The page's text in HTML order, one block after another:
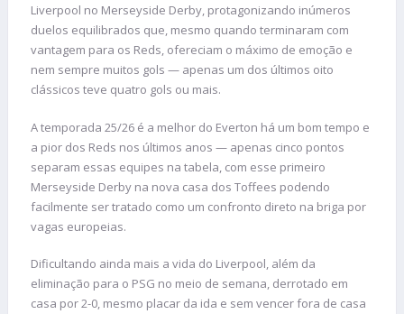
Liverpool no Merseyside Derby, protagonizando inúmeros
duelos equilibrados que, mesmo quando terminaram com
vantagem para os Reds, ofereciam o máximo de emoção e
nem sempre muitos gols — apenas um dos últimos oito
clássicos teve quatro gols ou mais.
A temporada 25/26 é a melhor do Everton há um bom tempo e
a pior dos Reds nos últimos anos — apenas cinco pontos
separam essas equipes na tabela, com esse primeiro
Merseyside Derby na nova casa dos Toffees podendo
facilmente ser tratado como um confronto direto na briga por
vagas europeias.
Dificultando ainda mais a vida do Liverpool, além da
eliminação para o PSG no meio de semana, derrotado em
casa por 2-0, mesmo placar da ida e sem vencer fora de casa